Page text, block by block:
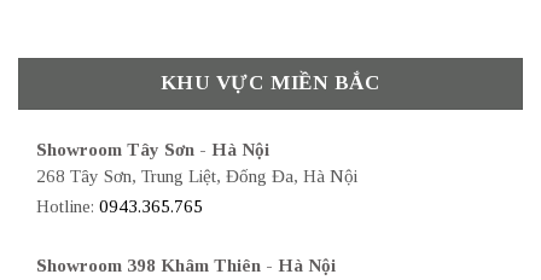
KHU VỰC MIỀN BẮC
Showroom Tây Sơn - Hà Nội
268 Tây Sơn, Trung Liệt, Đống Đa, Hà Nội
Hotline: 0943.365.765
Showroom 398 Khâm Thiên - Hà Nội